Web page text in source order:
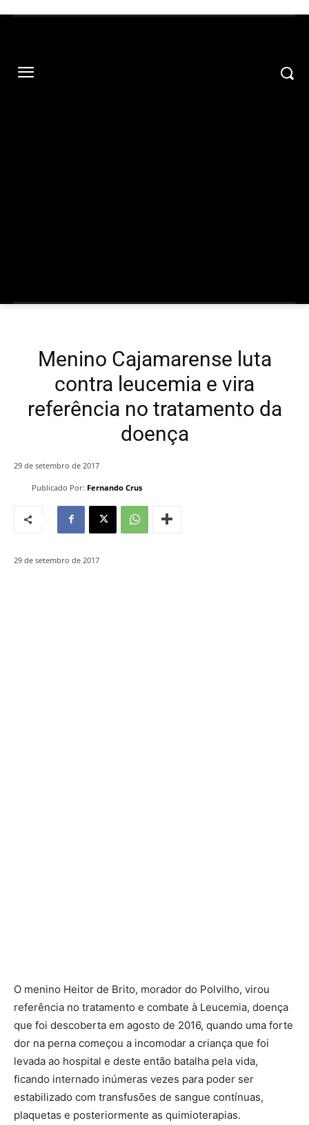
Menino Cajamarense luta
contra leucemia e vira
referência no tratamento da
doença
Publicado Por: Fernando Crus
29 de setembro de 2017
29 de setembro de 2017
O menino Heitor de Brito, morador do Polvilho, virou
referência no tratamento e combate à Leucemia, doença
que foi descoberta em agosto de 2016, quando uma forte
dor na perna começou a incomodar a criança que foi
levada ao hospital e deste então batalha pela vida,
ficando internado inúmeras vezes para poder ser
estabilizado com transfusões de sangue contínuas,
plaquetas e posteriormente as quimioterapias.